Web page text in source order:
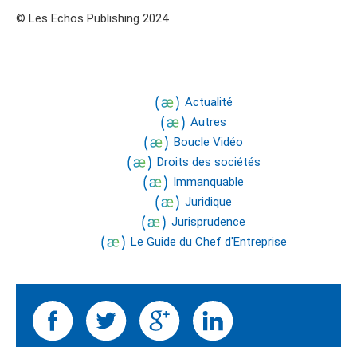
© Les Echos Publishing 2024
Actualité
Autres
Boucle Vidéo
Droits des sociétés
Immanquable
Juridique
Jurisprudence
Le Guide du Chef d'Entreprise